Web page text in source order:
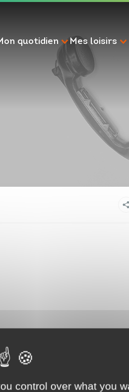
quotidien Mes loisirs
control over what you